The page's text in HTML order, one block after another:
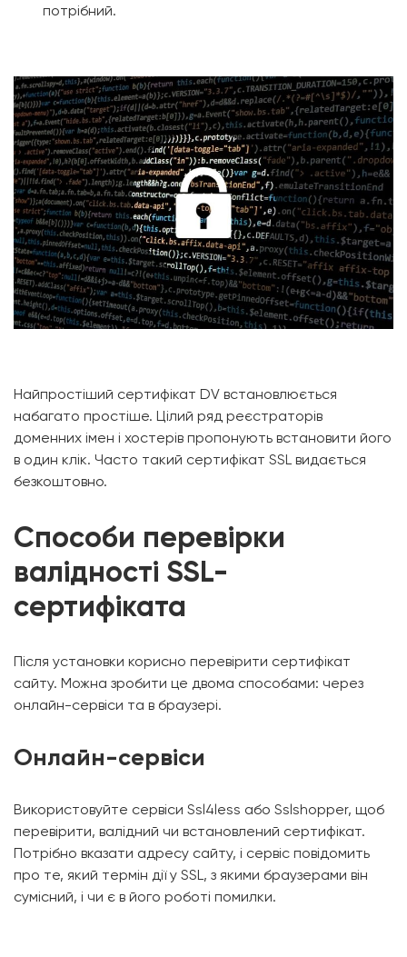
потрібний.
Найпростіший сертифікат DV встановлюється
набагато простіше. Цілий ряд реєстраторів
доменних імен і хостерів пропонують встановити його
в один клік. Часто такий сертифікат SSL видається
безкоштовно.
Способи перевірки
валідності SSL-
сертифіката
Після установки корисно перевірити сертифікат
сайту. Можна зробити це двома способами: через
онлайн-сервіси та в браузері.
Онлайн-сервіси
Використовуйте сервіси Ssl4less або Sslshopper, щоб
перевірити, валідний чи встановлений сертифікат.
Потрібно вказати адресу сайту, і сервіс повідомить
про те, який термін дії у SSL, з якими браузерами він
сумісний, і чи є в його роботі помилки.